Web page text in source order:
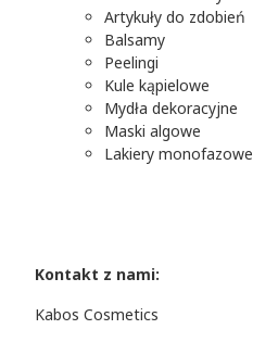
Artykuły do zdobień
Balsamy
Peelingi
Kule kąpielowe
Mydła dekoracyjne
Maski algowe
Lakiery monofazowe
Kontakt z nami:
Kabos Cosmetics